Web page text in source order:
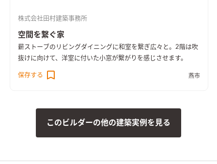
株式会社田村建築事務所
空間を繋ぐ家
薪ストーブのリビングダイニングに和室を繋ぎ広々と。2階は吹
抜けに向けて、洋室に付いた小窓が繋がりを感じさせます。
保存する 燕市
このビルダーの他の建築実例を見る